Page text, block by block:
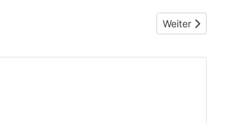
Nächster
Weiter